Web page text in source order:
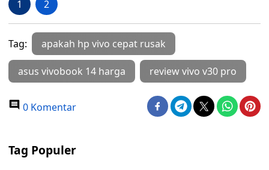
1 2
Tag: apakah hp vivo cepat rusak
asus vivobook 14 harga review vivo v30 pro
0 Komentar
Tag Populer